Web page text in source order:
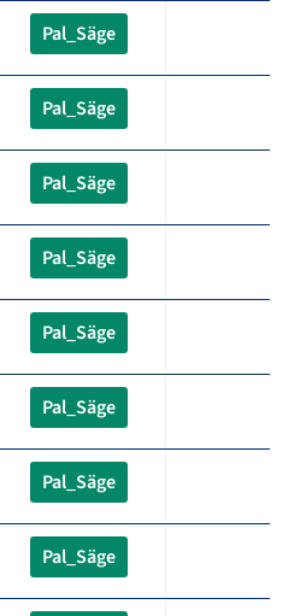
Pal_Säge
Pal_Säge
Pal_Säge
Pal_Säge
Pal_Säge
Pal_Säge
Pal_Säge
Pal_Säge